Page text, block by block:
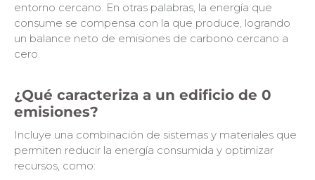
entorno cercano. En otras palabras, la energía que
consume se compensa con la que produce, logrando
un balance neto de emisiones de carbono cercano a
cero.
¿Qué caracteriza a un edificio de 0
emisiones?
Incluye una combinación de sistemas y materiales que
permiten reducir la energía consumida y optimizar
recursos, como: